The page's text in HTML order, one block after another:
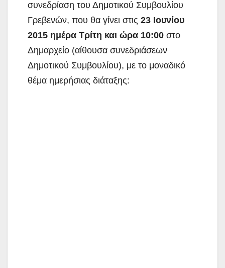
συνεδρίαση του Δημοτικού Συμβουλίου
Γρεβενών, που θα γίνει στις 23 Ιουνίου
2015 ημέρα Τρίτη και ώρα 10:00 στο
Δημαρχείο (αίθουσα συνεδριάσεων
Δημοτικού Συμβουλίου), με το μοναδικό
θέμα ημερήσιας διάταξης: